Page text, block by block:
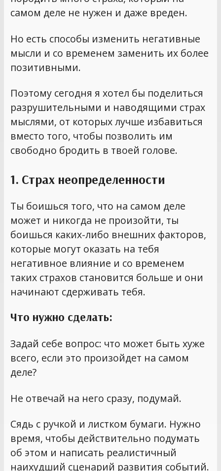
самом деле не нужен и даже вреден.
Но есть способы изменить негативные
мысли и со временем заменить их более
позитивными.
Поэтому сегодня я хотел бы поделиться
разрушительными и наводящими страх
мыслями, от которых лучше избавиться
вместо того, чтобы позволить им
свободно бродить в твоей голове.
1. Страх неопределенности
Ты боишься того, что на самом деле
может и никогда не произойти, ты
боишься каких-либо внешних факторов,
которые могут оказать на тебя
негативное влияние и со временем
таких страхов становится больше и они
начинают сдерживать тебя.
Что нужно сделать:
Задай себе вопрос: что может быть хуже
всего, если это произойдет на самом
деле?
Не отвечай на него сразу, подумай.
Сядь с ручкой и листком бумаги. Нужно
время, чтобы действительно подумать
об этом и написать реалистичный
наихудший сценарий развития событий.